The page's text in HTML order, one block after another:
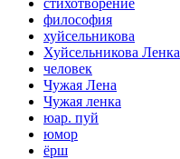
философия
хуйсельникова
Хуйсельникова Ленка
человек
Чужая Лена
Чужая ленка
юар. пуй
юмор
ёрш